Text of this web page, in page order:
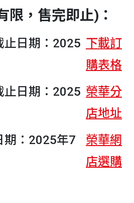
限，售完即止)：
止日期：2025
日
下載訂
購表格
止日期：2025 榮華分
店地址
期：2025年7
榮華網
店選購